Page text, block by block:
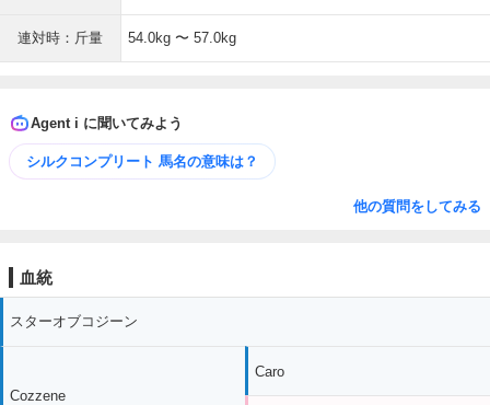
連対時：斤量 54.0kg 〜 57.0kg
Agent i に聞いてみよう
シルクコンプリート 馬名の意味は？
他の質問をしてみる
血統
スターオブコジーン
Cozzene
Caro